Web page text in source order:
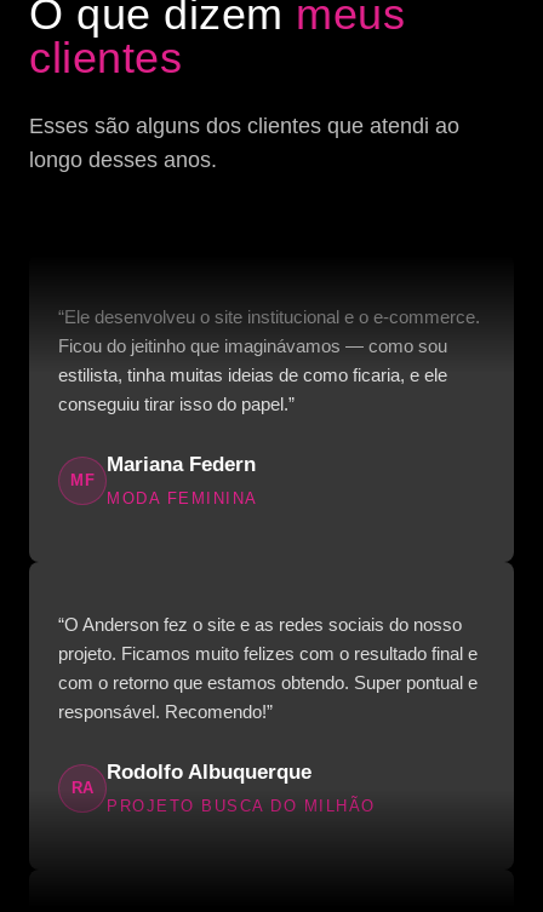
O que dizem meus
clientes
Esses são alguns dos clientes que atendi ao
longo desses anos.
“Ele desenvolveu o site institucional e o e-commerce.
Ficou do jeitinho que imaginávamos — como sou
estilista, tinha muitas ideias de como ficaria, e ele
conseguiu tirar isso do papel.”
MF
Mariana Federn
MODA FEMININA
“O Anderson fez o site e as redes sociais do nosso
projeto. Ficamos muito felizes com o resultado final e
com o retorno que estamos obtendo. Super pontual e
responsável. Recomendo!”
RA
Rodolfo Albuquerque
PROJETO BUSCA DO MILHÃO